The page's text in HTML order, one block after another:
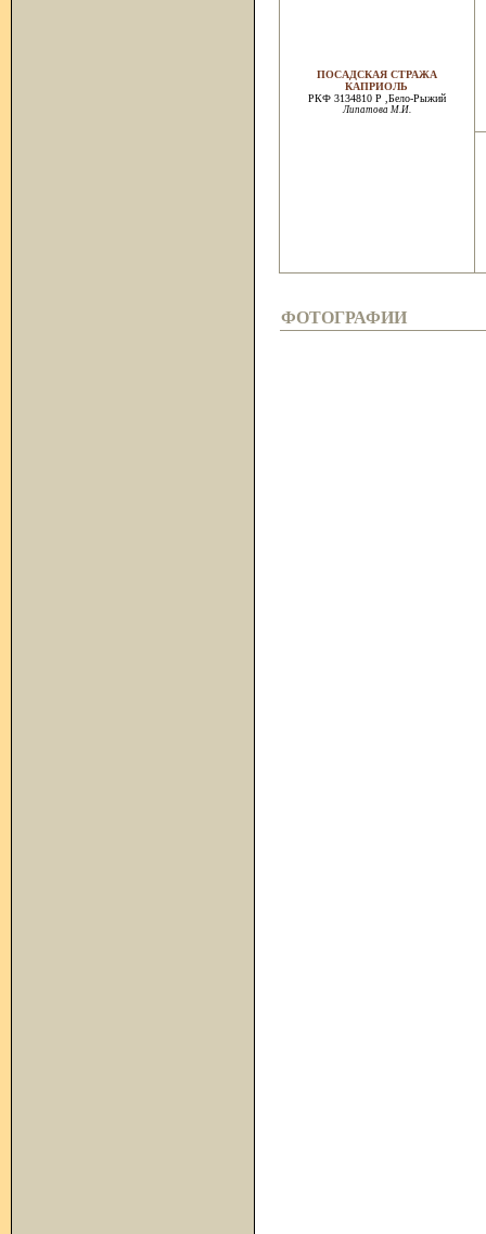
ПОСАДСКАЯ СТРАЖА
КАПРИОЛЬ
РКФ 3134810 Р ,Бело-Рыжий
Липатова М.И.
ФОТОГРАФИИ